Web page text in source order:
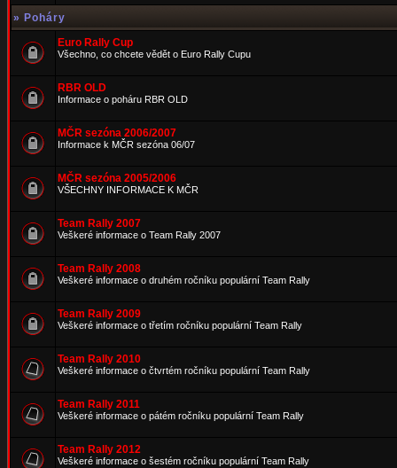
» Poháry
Euro Rally Cup
Všechno, co chcete vědět o Euro Rally Cupu
RBR OLD
Informace o poháru RBR OLD
MČR sezóna 2006/2007
Informace k MČR sezóna 06/07
MČR sezóna 2005/2006
VŠECHNY INFORMACE K MČR
Team Rally 2007
Veškeré informace o Team Rally 2007
Team Rally 2008
Veškeré informace o druhém ročníku populární Team Rally
Team Rally 2009
Veškeré informace o třetím ročníku populární Team Rally
Team Rally 2010
Veškeré informace o čtvrtém ročníku populární Team Rally
Team Rally 2011
Veškeré informace o pátém ročníku populární Team Rally
Team Rally 2012
Veškeré informace o šestém ročníku populární Team Rally